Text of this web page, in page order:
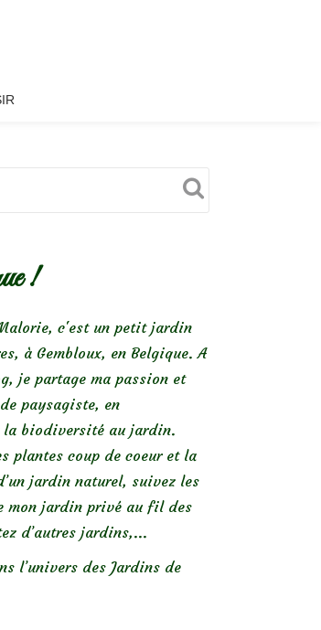
!
c'est un petit jardin
à Gembloux, en Belgique. A
je partage ma passion et
paysagiste, en
la biodiversité au jardin.
plantes coup de coeur et la
jardin naturel, suivez les
mon jardin privé au fil des
d’autres jardins,...
l’univers des Jardins de